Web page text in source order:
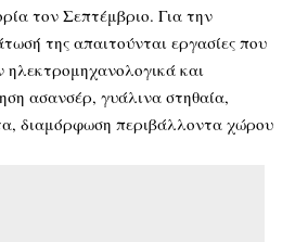
τον Σεπτέμβριο. Για την
της απαιτούνται εργασίες που
ηλεκτρομηχανολογικά και
ασανσέρ, γυάλινα στηθαία,
διαμόρφωση περιβάλλοντα χώρου